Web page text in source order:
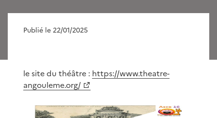
Publié le 22/01/2025
le site du théâtre : https://www.theatre-
angouleme.org/